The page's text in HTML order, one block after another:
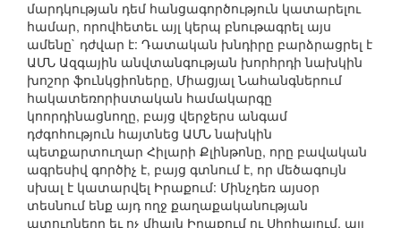
մարդկության դեմ հանցագործություն կատարելու
համար, որովհետեւ այլ կերպ բնութագրել այս
ամենը` դժվար է: Դատական խնդիրը բարձրացրել է
ԱՄՆ Ազգային անվտանգության խորհրդի նախկին
խոշոր ֆունկցիոները, Միացյալ Նահանգներում
հակատեռորիստական համակարգը
կոորդինացնողը, բայց վերջերս անգամ
դժգոհություն հայտնեց ԱՄՆ նախկին
պետքարտուղար Հիլարի Քլինթոնը, որը բավական
ագրեսիվ գործիչ է, բայց գտնում է, որ մեծագույն
սխալ է կատարվել Իրաքում: Մինչդեռ այսօր
տեսնում ենք այդ ողջ քաղաքականության
պտուղները եւ ոչ միայն Իրաքում ու Սիրիայում, այլ